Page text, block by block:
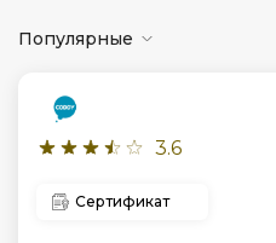
Популярные
3.6
Сертификат